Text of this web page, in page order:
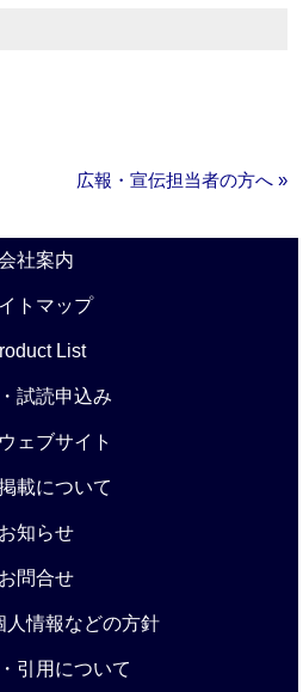
広報・宣伝担当者の方へ »
社案内
トマップ
List
試読申込み
ェブサイト
載について
お知らせ
お問合せ
人情報などの方針
引用について